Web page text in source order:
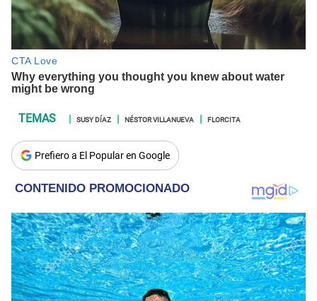
SUSY DÍAZ NÉSTOR VILLANUEVA FLORCITA
Prefiero a El Popular en Google